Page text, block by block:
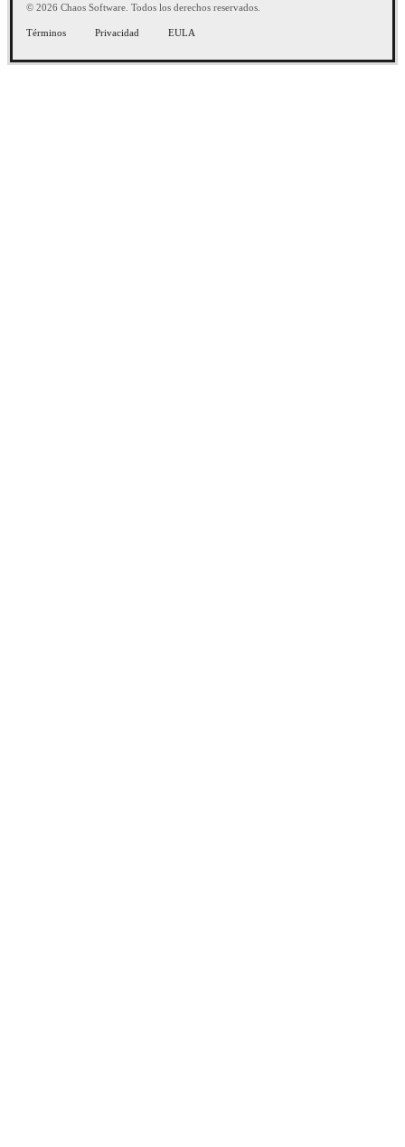
© 2026 Chaos Software. Todos los derechos reservados.
Términos Privacidad EULA